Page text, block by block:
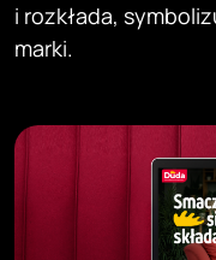
i rozkłada,
marki.